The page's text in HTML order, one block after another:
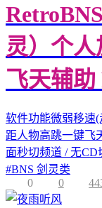
灵）个
飞天辅助
软件功能微弱移速
距人物高跳一键飞
面秒切频道 / 无CD
#BNS 剑灵类
0
0